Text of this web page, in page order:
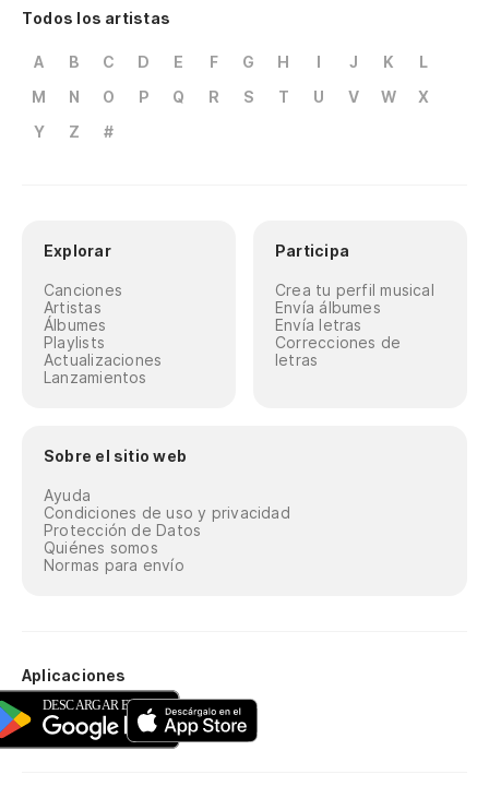
Todos los artistas
A B C D E F G H I J K
L
M
N O P Q R S T U V W
X
Y
Z #
Explorar
Canciones
Artistas
Álbumes
Playlists
Actualizaciones
Lanzamientos
Participa
Crea tu perfil musical
Envía álbumes
Envía letras
Correcciones de
letras
Sobre el sitio web
Ayuda
Condiciones de uso y privacidad
Protección de Datos
Quiénes somos
Normas para envío
Aplicaciones